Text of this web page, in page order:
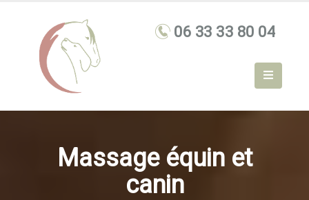
Massage équin et
canin